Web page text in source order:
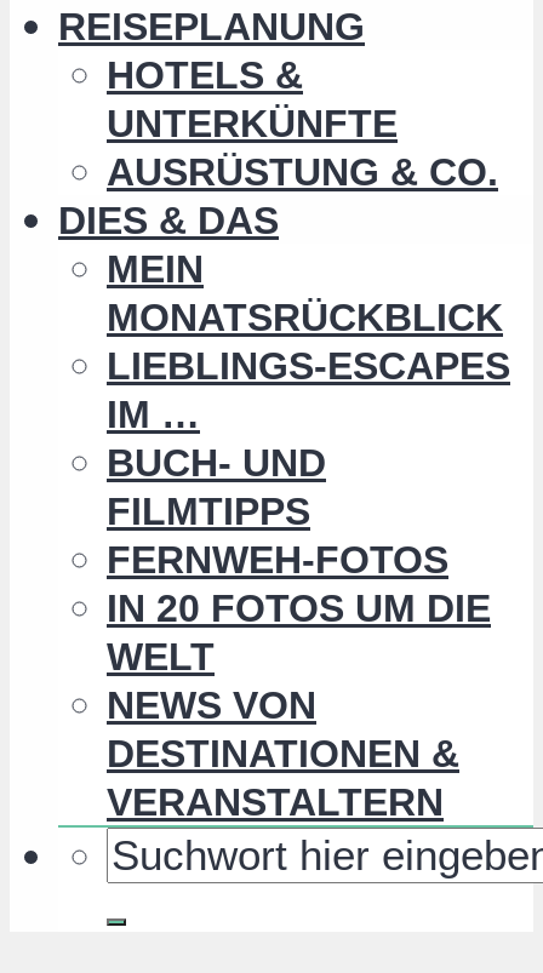
REISEPLANUNG
HOTELS &
UNTERKÜNFTE
AUSRÜSTUNG & CO.
DIES & DAS
MEIN
MONATSRÜCKBLICK
LIEBLINGS-ESCAPES
IM …
BUCH- UND
FILMTIPPS
FERNWEH-FOTOS
IN 20 FOTOS UM DIE
WELT
NEWS VON
DESTINATIONEN &
VERANSTALTERN